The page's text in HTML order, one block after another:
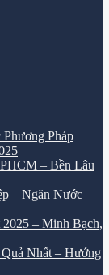
Pháp
– Bền Lâu
– Ngăn Nước
– Minh Bạch,
Nhất – Hướng